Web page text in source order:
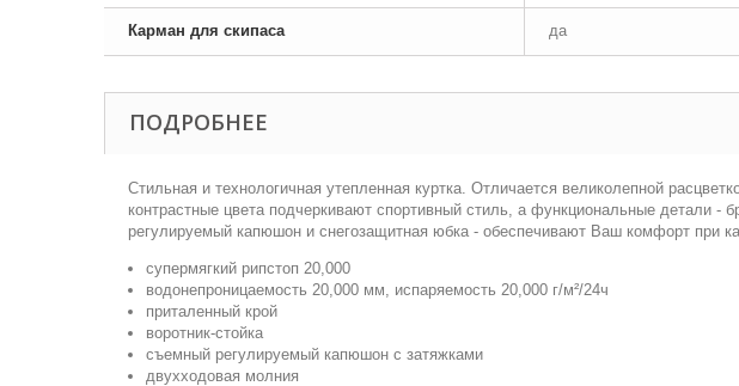
Карман для скипаса да
ПОДРОБНЕЕ
Стильная и технологичная утепленная куртка. Отличается великолепной
контрастные цвета подчеркивают спортивный стиль, а функциональные детали
регулируемый капюшон и снегозащитная юбка - обеспечивают Ваш комфорт при
супермягкий рипстоп 20,000
водонепроницаемость 20,000 мм, испаряемость 20,000 г/м²/24ч
приталенный крой
воротник-стойка
съемный регулируемый капюшон с затяжками
двухходовая молния